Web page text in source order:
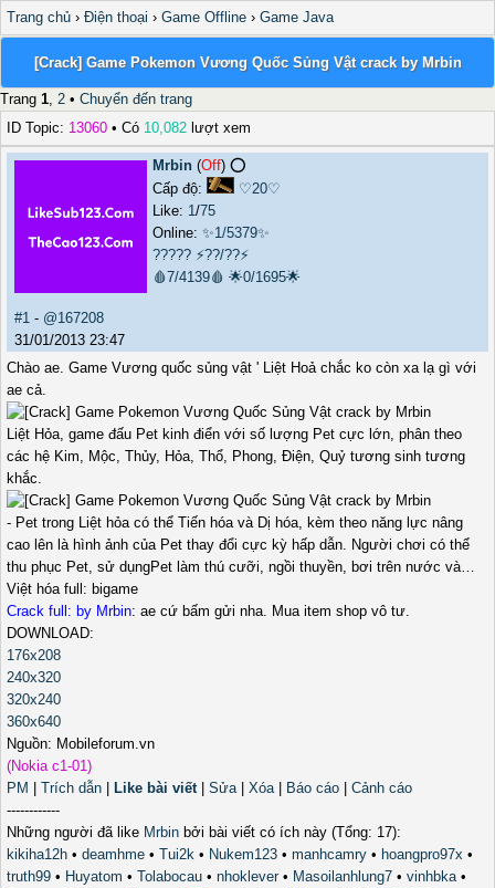
Trang chủ › Điện thoại › Game Offline › Game Java
[Crack] Game Pokemon Vương Quốc Sủng Vật crack by Mrbin
Trang 1, 2 • Chuyển đến trang
ID Topic: 13060 • Có 10,082 lượt xem
Mrbin (Off) ⭕️
Cấp độ:
♡20♡
Like: 1/75
Online: ✨1/5379✨
????? ⚡??/??⚡
🩸7/4139🩸 🌟0/1695🌟
#1 - @167208
31/01/2013 23:47
Chào ae. Game Vương quốc sủng vật ' Liệt Hoả chắc ko còn xa lạ gì với
ae cả.
Liệt Hỏa, game đấu Pet kinh điển với số lượng Pet cực lớn, phân theo
các hệ Kim, Mộc, Thủy, Hỏa, Thổ, Phong, Điện, Quỷ tương sinh tương
khắc.
- Pet trong Liệt hỏa có thể Tiến hóa và Dị hóa, kèm theo năng lực nâng
cao lên là hình ảnh của Pet thay đổi cực kỳ hấp dẫn. Người chơi có thể
thu phục Pet, sử dụngPet làm thú cưỡi, ngồi thuyền, bơi trên nước và…
Việt hóa full: bigame
Crack full: by Mrbin: ae cứ bấm gửi nha. Mua item shop vô tư.
DOWNLOAD:
176x208
240x320
320x240
360x640
Nguồn: Mobileforum.vn
(Nokia c1-01)
PM
Trích dẫn Like bài viết| Sửa| Xóa| Báo cáo
Cảnh cáo
------------
Những người đã like Mrbin bởi bài viết có ích này (Tổng: 17):
kikiha12h • deamhme • Tui2k • Nukem123 • manhcamry • hoangpro97x •
truth99 • Huyatom • Tolabocau • nhoklever• Masoilanhlung7 • vinhbka•